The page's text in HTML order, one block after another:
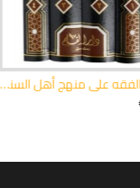
التاريخ الإسلامي شبهات وحقائق | عبد الرحمن علي الحجي | دار القلم دمشق